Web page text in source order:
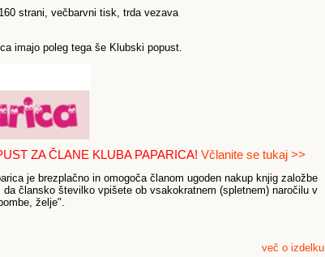
strani, večbarvni tisk, trda vezava
imajo poleg tega še Klubski popust.
ZA ČLANE KLUBA PAPARICA! Včlanite se tukaj >>
je brezplačno in omogoča članom ugoden nakup knjig založbe
da člansko številko vpišete ob vsakokratnem (spletnem) naročilu v
želje".
več o izdelku